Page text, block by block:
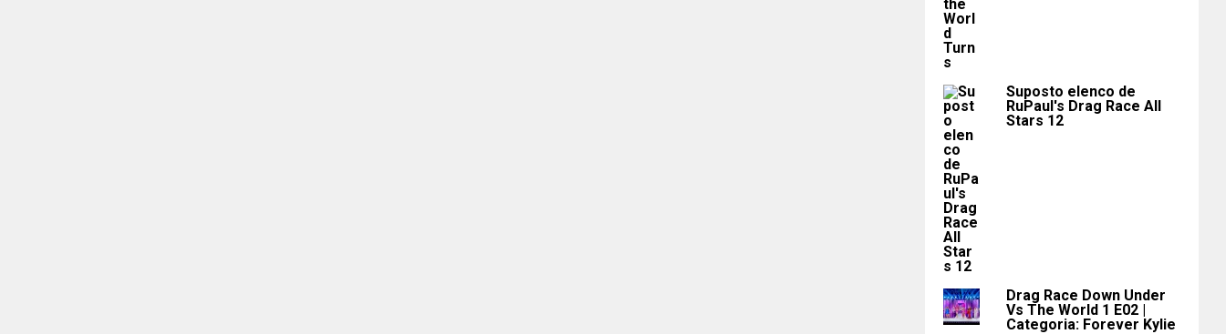
Suposto elenco de
RuPaul's Drag Race All
Stars 12
Drag Race Down Under
Vs The World 1 E02 |
Categoria: Forever Kylie